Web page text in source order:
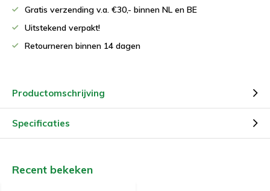
Gratis verzending v.a. €30,- binnen NL en BE
Uitstekend verpakt!
Retourneren binnen 14 dagen
Productomschrijving
Specificaties
Recent bekeken